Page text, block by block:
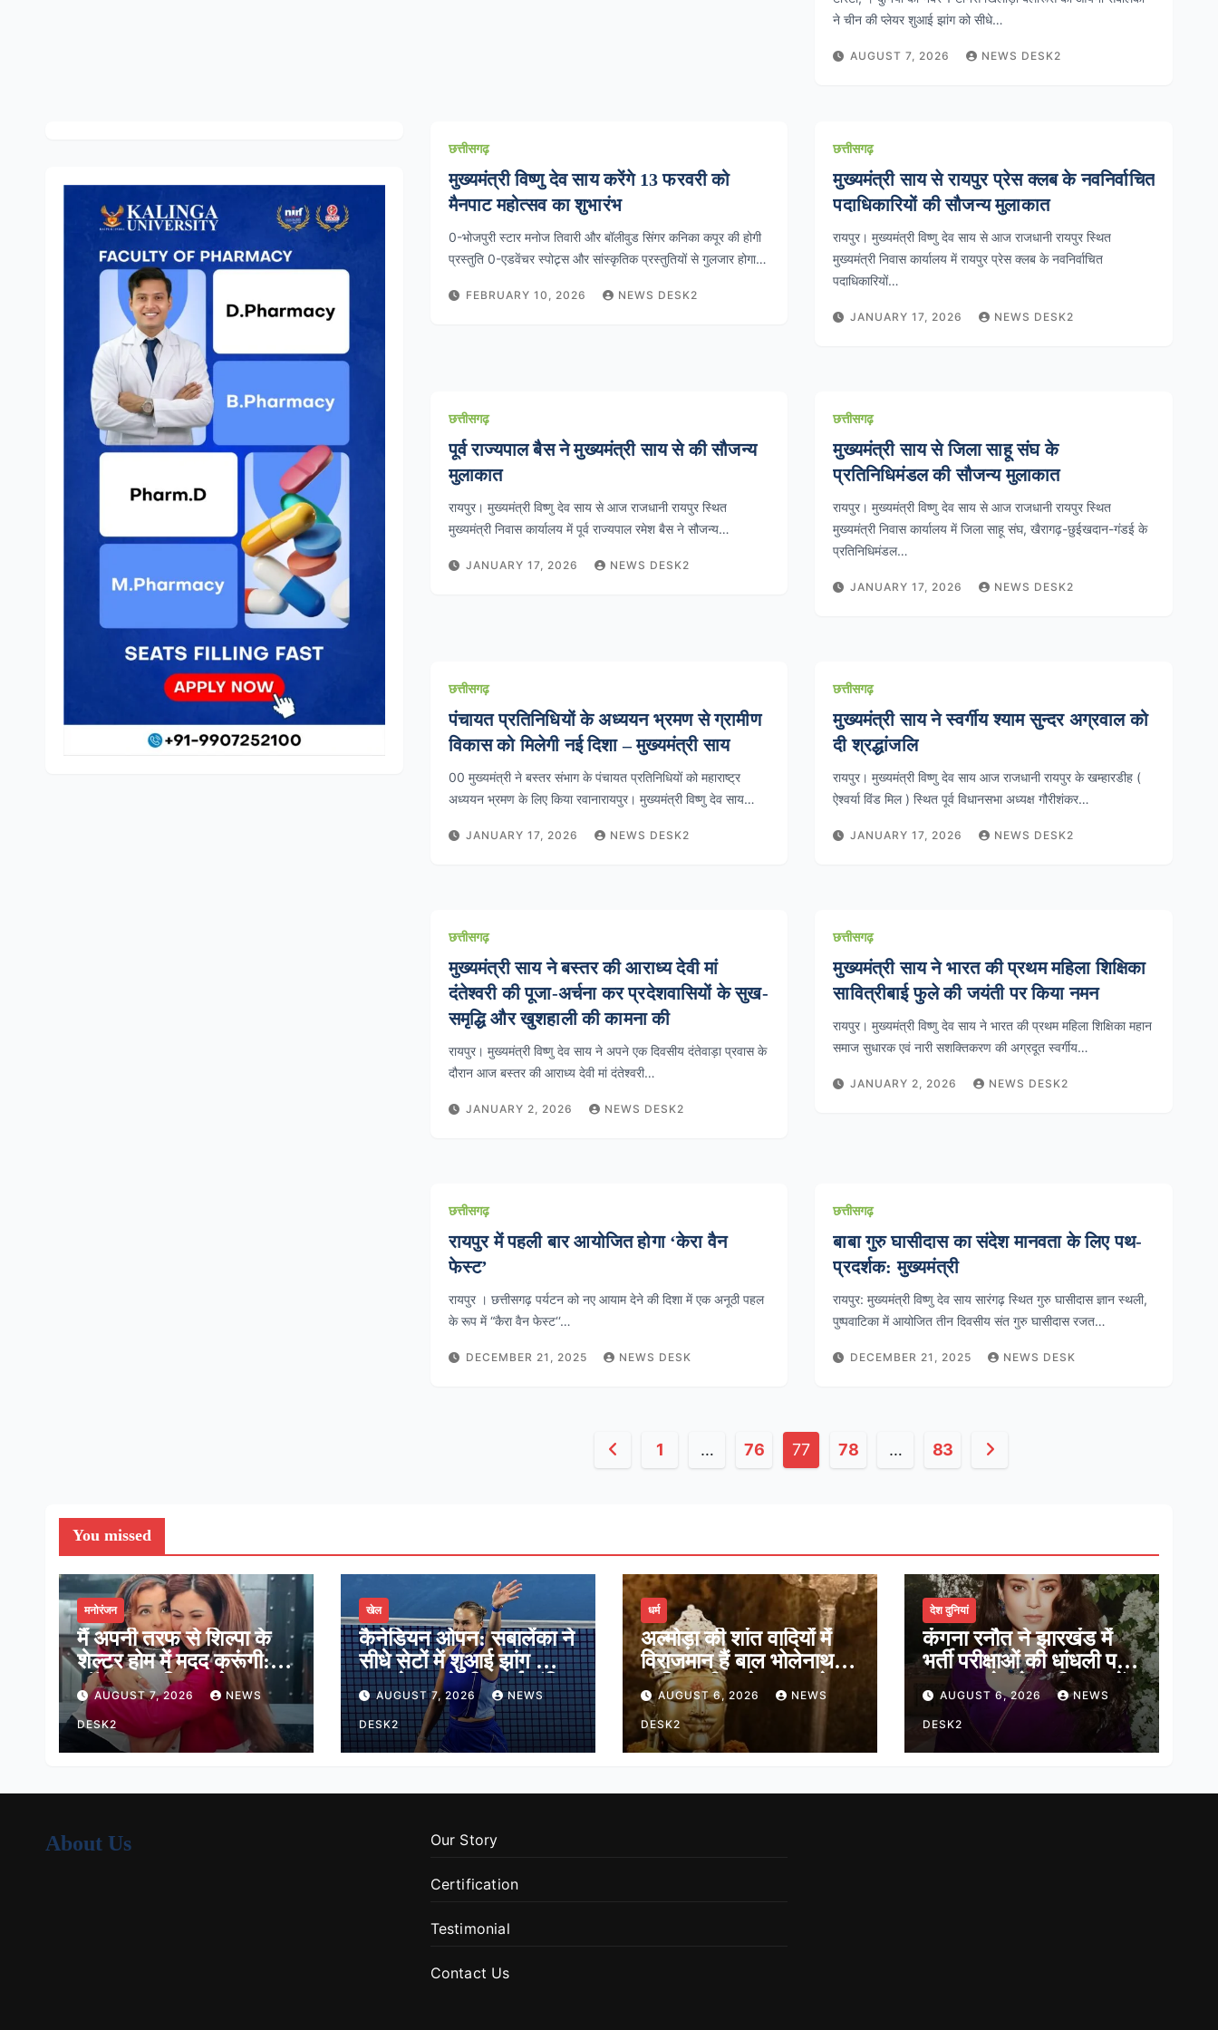
ने चीन की प्लेयर शुआई झांग को सीधे…
AUGUST 7, 2026 NEWS DESK2
छत्तीसगढ़
मुख्यमंत्री विष्णु देव साय करेंगे 13 फरवरी को
मैनपाट महोत्सव का शुभारंभ
0-भोजपुरी स्टार मनोज तिवारी और बॉलीवुड सिंगर कनिका कपूर की होगी
प्रस्तुति 0-एडवेंचर स्पोट्र्स और सांस्कृतिक प्रस्तुतियों से गुलजार होगा…
FEBRUARY 10, 2026 NEWS DESK2
छत्तीसगढ़
मुख्यमंत्री साय से रायपुर प्रेस क्लब के नवनिर्वाचित
पदाधिकारियों की सौजन्य मुलाकात
रायपुर। मुख्यमंत्री विष्णु देव साय से आज राजधानी रायपुर स्थित
मुख्यमंत्री निवास कार्यालय में रायपुर प्रेस क्लब के नवनिर्वाचित
पदाधिकारियों…
JANUARY 17, 2026 NEWS DESK2
छत्तीसगढ़
पूर्व राज्यपाल बैस ने मुख्यमंत्री साय से की सौजन्य
मुलाकात
रायपुर। मुख्यमंत्री विष्णु देव साय से आज राजधानी रायपुर स्थित
मुख्यमंत्री निवास कार्यालय में पूर्व राज्यपाल रमेश बैस ने सौजन्य…
JANUARY 17, 2026 NEWS DESK2
छत्तीसगढ़
मुख्यमंत्री साय से जिला साहू संघ के
प्रतिनिधिमंडल की सौजन्य मुलाकात
रायपुर। मुख्यमंत्री विष्णु देव साय से आज राजधानी रायपुर स्थित
मुख्यमंत्री निवास कार्यालय में जिला साहू संघ, खैरागढ़-छुईखदान-गंडई के
प्रतिनिधिमंडल…
JANUARY 17, 2026 NEWS DESK2
छत्तीसगढ़
पंचायत प्रतिनिधियों के अध्ययन भ्रमण से ग्रामीण
विकास को मिलेगी नई दिशा – मुख्यमंत्री साय
00 मुख्यमंत्री ने बस्तर संभाग के पंचायत प्रतिनिधियों को महाराष्ट्र
अध्ययन भ्रमण के लिए किया रवानारायपुर। मुख्यमंत्री विष्णु देव साय…
JANUARY 17, 2026 NEWS DESK2
छत्तीसगढ़
मुख्यमंत्री साय ने स्वर्गीय श्याम सुन्दर अग्रवाल को
दी श्रद्धांजलि
रायपुर। मुख्यमंत्री विष्णु देव साय आज राजधानी रायपुर के खम्हारडीह (
ऐश्वर्या विंड मिल ) स्थित पूर्व विधानसभा अध्यक्ष गौरीशंकर…
JANUARY 17, 2026 NEWS DESK2
छत्तीसगढ़
मुख्यमंत्री साय ने बस्तर की आराध्य देवी मां
दंतेश्वरी की पूजा-अर्चना कर प्रदेशवासियों के सुख-
समृद्धि और खुशहाली की कामना की
रायपुर। मुख्यमंत्री विष्णु देव साय ने अपने एक दिवसीय दंतेवाड़ा प्रवास के
दौरान आज बस्तर की आराध्य देवी मां दंतेश्वरी…
JANUARY 2, 2026 NEWS DESK2
छत्तीसगढ़
मुख्यमंत्री साय ने भारत की प्रथम महिला शिक्षिका
सावित्रीबाई फुले की जयंती पर किया नमन
रायपुर। मुख्यमंत्री विष्णु देव साय ने भारत की प्रथम महिला शिक्षिका महान
समाज सुधारक एवं नारी सशक्तिकरण की अग्रदूत स्वर्गीय…
JANUARY 2, 2026 NEWS DESK2
छत्तीसगढ़
रायपुर में पहली बार आयोजित होगा ‘केरा वैन
फेस्ट’
रायपुर । छत्तीसगढ़ पर्यटन को नए आयाम देने की दिशा में एक अनूठी पहल
के रूप में “कैरा वैन फेस्ट‘‘…
DECEMBER 21, 2025 NEWS DESK
छत्तीसगढ़
बाबा गुरु घासीदास का संदेश मानवता के लिए पथ-
प्रदर्शक: मुख्यमंत्री
रायपुर: मुख्यमंत्री विष्णु देव साय सारंगढ़ स्थित गुरु घासीदास ज्ञान स्थली,
पुष्पवाटिका में आयोजित तीन दिवसीय संत गुरु घासीदास रजत…
DECEMBER 21, 2025 NEWS DESK
Posts
1 … 76 77 78 … 83
You missed
मनोरंजन
मैं अपनी तरफ से शिल्पा के
शेल्टर होम में मदद करूंगी:
लॉकअप-2 विनर श्रेया
कालरा
AUGUST 7, 2026 NEWS
DESK2
खेल
कैनेडियन ओपन: सबालेंका ने
सीधे सेटों में शुआई झांग को दी
मात, पेगुला ने भी बनाई अंतिम
16 में जगह
AUGUST 7, 2026 NEWS
DESK2
धर्म
अल्मोड़ा की शांत वादियों में
विराजमान हैं बाल भोलेनाथ,
जानिए श्री जागेश्वर महादेव
मंदिर का पौराणिक इतिहास
AUGUST 6, 2026 NEWS
DESK2
देश दुनियां
कंगना रनौत ने झारखंड में
भर्ती परीक्षाओं की धांधली पर
कहा, हमारे ‘जेन-जी’ सच में
हर तरह की तकलीफ झेल रहे
हैं
AUGUST 6, 2026 NEWS
DESK2
About Us Our Story
Certification
Testimonial
Contact Us